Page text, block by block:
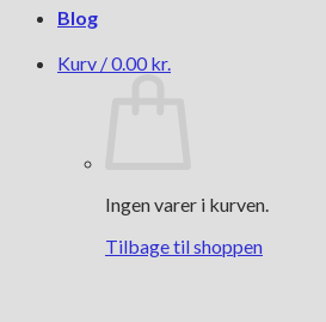
Blog
Kurv /0.00 kr.
Ingen varer i kurven.
Tilbage til shoppen